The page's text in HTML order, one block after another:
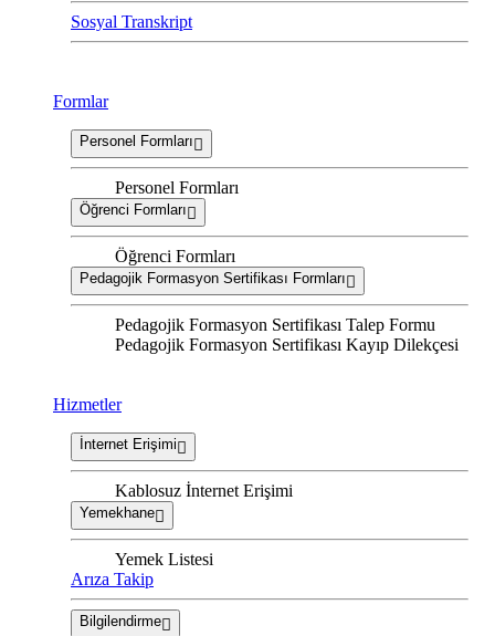
Sosyal Transkript
Formlar
Personel Formları
Personel Formları
Öğrenci Formları
Öğrenci Formları
Pedagojik Formasyon Sertifikası Formları
Pedagojik Formasyon Sertifikası Talep Formu
Pedagojik Formasyon Sertifikası Kayıp Dilekçesi
Hizmetler
İnternet Erişimi
Kablosuz İnternet Erişimi
Yemekhane
Yemek Listesi
Arıza Takip
Bilgilendirme